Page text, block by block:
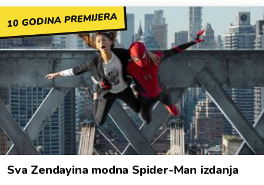
10 GODINA PREMIJERA
Sva Zendayina modna Spider-Man izdanja